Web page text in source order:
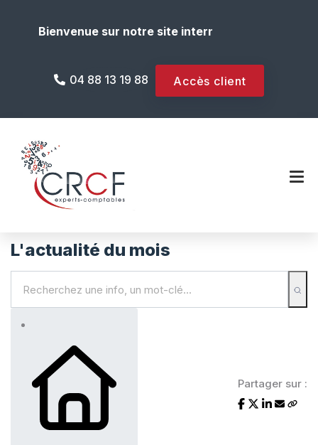
Bienvenue sur notre site internet !
04 88 13 19 88 Accès client
L'actualité du mois
Partager sur :